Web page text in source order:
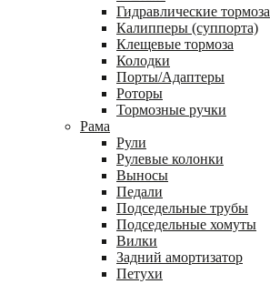
Гидравлические тормоза
Калипперы (суппорта)
Клещевые тормоза
Колодки
Порты/Адаптеры
Роторы
Тормозные ручки
Рама
Рули
Рулевые колонки
Выносы
Педали
Подседельные трубы
Подседельные хомуты
Вилки
Задний амортизатор
Петухи